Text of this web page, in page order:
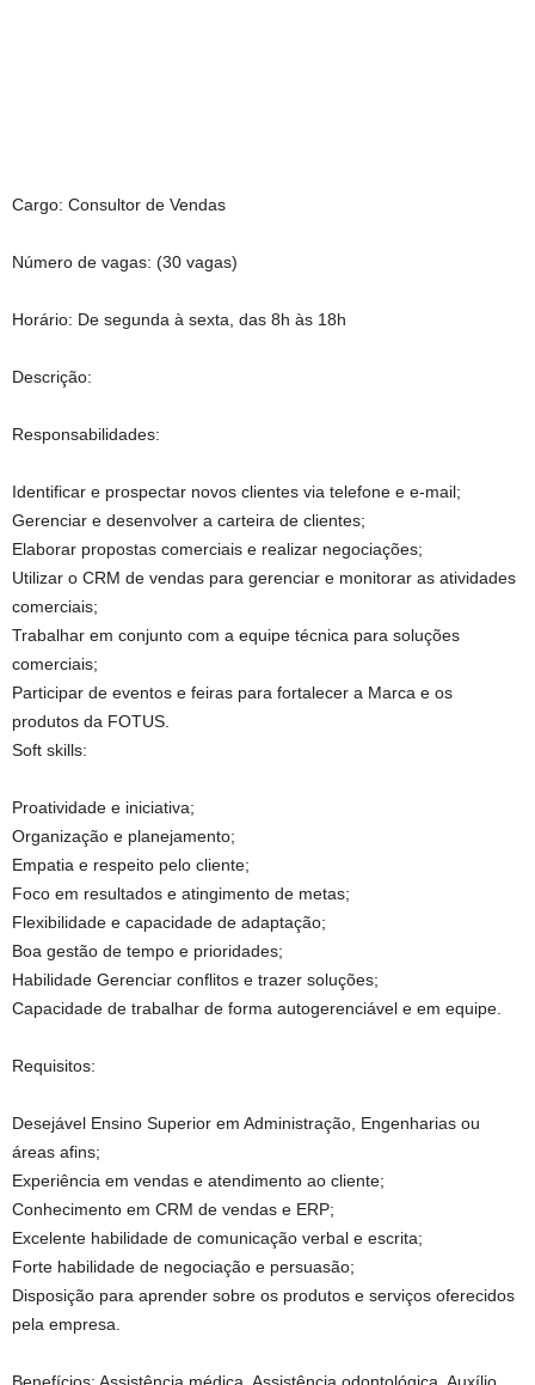
Cargo: Consultor de Vendas
Número de vagas: (30 vagas)
Horário: De segunda à sexta, das 8h às 18h
Descrição:
Responsabilidades:
Identificar e prospectar novos clientes via telefone e e-mail;
Gerenciar e desenvolver a carteira de clientes;
Elaborar propostas comerciais e realizar negociações;
Utilizar o CRM de vendas para gerenciar e monitorar as atividades
comerciais;
Trabalhar em conjunto com a equipe técnica para soluções
comerciais;
Participar de eventos e feiras para fortalecer a Marca e os
produtos da FOTUS.
Soft skills:
Proatividade e iniciativa;
Organização e planejamento;
Empatia e respeito pelo cliente;
Foco em resultados e atingimento de metas;
Flexibilidade e capacidade de adaptação;
Boa gestão de tempo e prioridades;
Habilidade Gerenciar conflitos e trazer soluções;
Capacidade de trabalhar de forma autogerenciável e em equipe.
Requisitos:
Desejável Ensino Superior em Administração, Engenharias ou
áreas afins;
Experiência em vendas e atendimento ao cliente;
Conhecimento em CRM de vendas e ERP;
Excelente habilidade de comunicação verbal e escrita;
Forte habilidade de negociação e persuasão;
Disposição para aprender sobre os produtos e serviços oferecidos
pela empresa.